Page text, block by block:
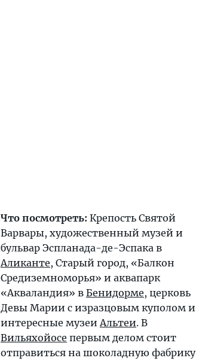
Что посмотреть: Крепость Святой
Варвары, художественный музей и
бульвар Эспланада-де-Эспака в
Аликанте, Старый город, «Балкон
Средиземноморья» и аквапарк
«Акваландия» в Бенидорме, церковь
Девы Марии с изразцовым куполом и
интересные музеиАльтеи. В
Вильяхойосе первым делом стоит
отправиться на шоколадную фабрику